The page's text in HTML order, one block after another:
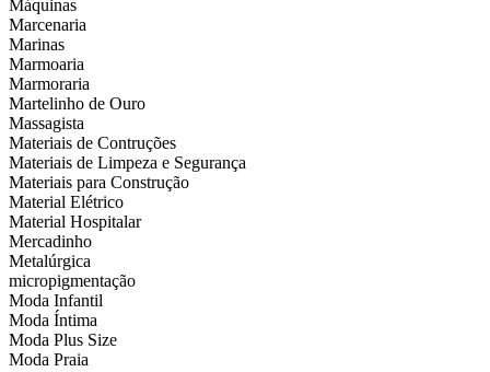
Máquinas
Marcenaria
Marinas
Marmoaria
Marmoraria
Martelinho de Ouro
Massagista
Materiais de Contruções
Materiais de Limpeza e Segurança
Materiais para Construção
Material Elétrico
Material Hospitalar
Mercadinho
Metalúrgica
micropigmentação
Moda Infantil
Moda Íntima
Moda Plus Size
Moda Praia